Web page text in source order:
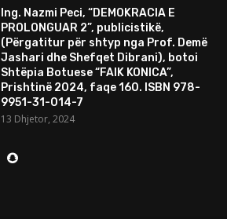
Ing. Nazmi Peci, “DEMOKRACIA E
PROLONGUAR 2”, publicistikë,
(Përgatitur për shtyp nga Prof. Demë
Jashari dhe Shefqet Dibrani), botoi
Shtëpia Botuese “FAIK KONICA”,
Prishtinë 2024, faqe 160. ISBN 978-
9951-31-014-7
13 Dhjetor, 2024